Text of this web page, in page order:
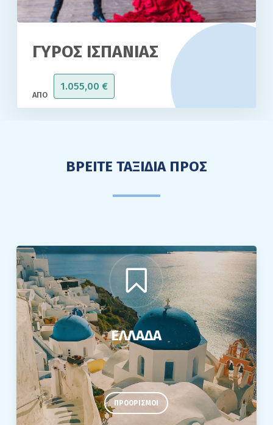
ΓΥΡΟΣ ΙΣΠΑΝΙΑΣ
1.055,00 €
ΒΡΕΙΤΕ ΤΑΞΙΔΙΑ ΠΡΟΣ
ΕΛΛΑΔΑ
ΠΡΟΟΡΙΣΜΟΙ